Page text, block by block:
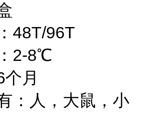
48T/96T
2-8℃
月
：人，大鼠，小